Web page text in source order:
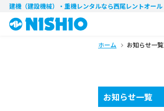
建機（建設機械）・重機レンタルなら西尾レントオール
ホーム お知らせ一覧
お知らせ一覧